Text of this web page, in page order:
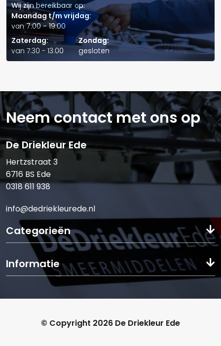
Wij zijn bereikbaar op:
Maandag t/m vrijdag:
van 7:00 - 19:00
Zaterdag:
van 7:30 - 13:00
Zondag:
gesloten
E-mail:*
Verstuur offerte
Neem contact met ons op
De Driekleur Ede
Hertzstraat 3
6716 BS Ede
0318 611 938
info@dedriekleurede.nl
Categorieën
Informatie
© Copyright 2026 De Driekleur Ede